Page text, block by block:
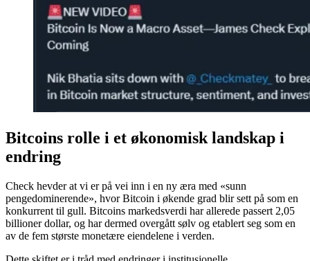
Bitcoins rolle i et økonomisk landskap i
endring
Check hevder at vi er på vei inn i en ny æra med «sunn
pengedominerende», hvor Bitcoin i økende grad blir sett på som en
konkurrent til gull. Bitcoins markedsverdi har allerede passert 2,05
billioner dollar, og har dermed overgått sølv og etablert seg som en
av de fem største monetære eiendelene i verden.